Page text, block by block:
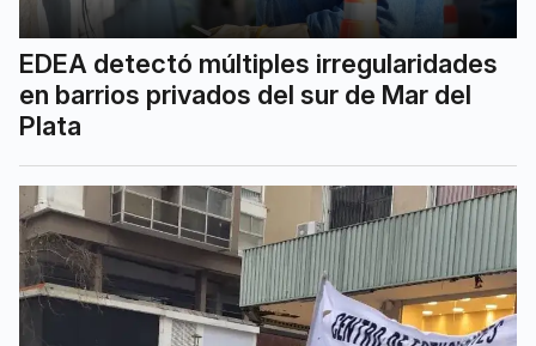
EDEA detectó múltiples irregularidades
en barrios privados del sur de Mar del
Plata